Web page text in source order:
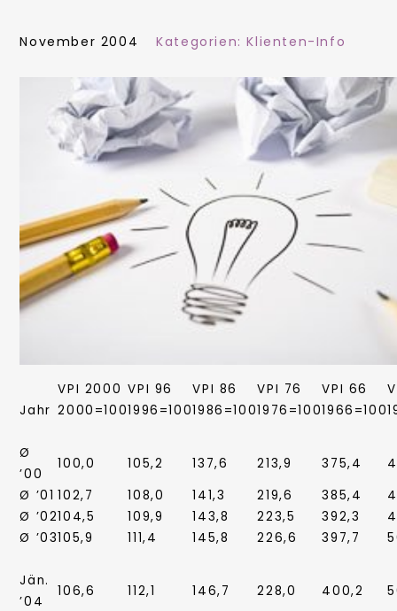
November 2004 Kategorien:Klienten-Info
VPI 2000 VPI 96 VPI 86 VPI 76 VPI 66
Jahr 2000=1001996=1001986=1001976=1001966=100
Ø
’00
100,0 105,2 137,6 213,9 375,4
Ø ’01 102,7 108,0 141,3 219,6 385,4
Ø ’02104,5 109,9 143,8 223,5 392,3
Ø ’03105,9 111,4 145,8 226,6 397,7
Jän.
’04
106,6 112,1 146,7 228,0 400,2